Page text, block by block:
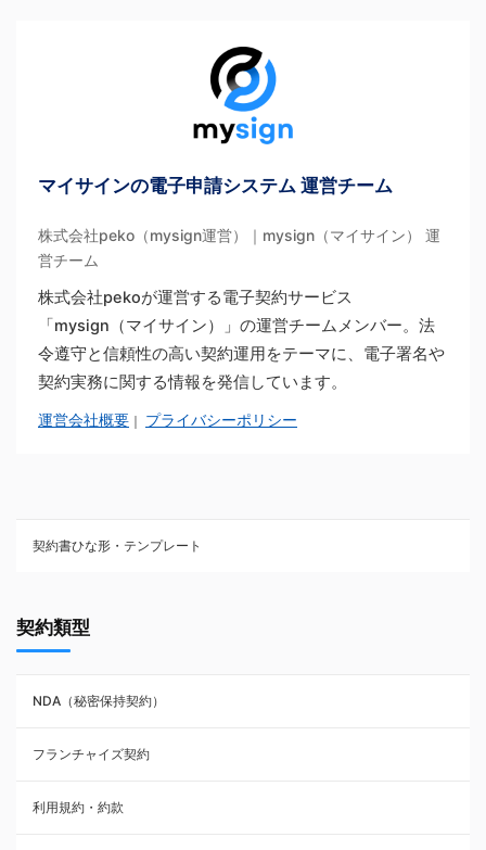
マイサインの電子申請システム 運営チーム
株式会社peko（mysign運営）｜mysign（マイサイン） 運
営チーム
株式会社pekoが運営する電子契約サービス
「mysign（マイサイン）」の運営チームメンバー。法
令遵守と信頼性の高い契約運用をテーマに、電子署名や
契約実務に関する情報を発信しています。
運営会社概要 ｜ プライバシーポリシー
契約書ひな形・テンプレート
NDA（秘密保持契約）
業務委託契約
利用規約・約款
覚書・合意書・同意書
契約類型
NDA（秘密保持契約）
フランチャイズ契約
利用規約・約款